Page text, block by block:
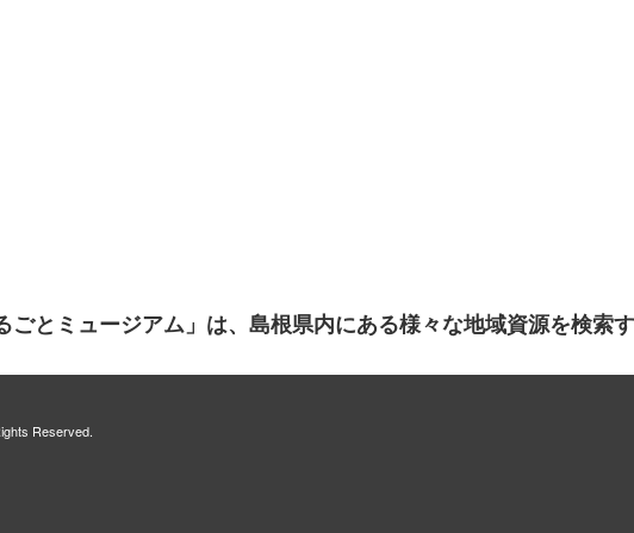
ごとミュージアム」は、島根県内にある様々な地域資源を検索
Reserved.